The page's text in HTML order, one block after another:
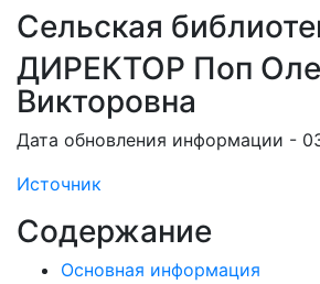
Сельская
ДИРЕКТОР Поп
Викторовна
Дата обновления информации -
Источник
Содержание
Основная информация